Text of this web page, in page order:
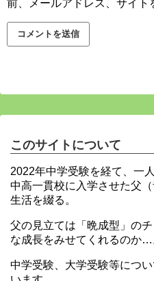
前、メールアドレス、サイト
このサイトについて
2022年中学受験を経て、一
中高一貫校に入学させた父
生活を綴る。
父の見立ては「晩成型」の
な成長をみせてくれるのか…
中学受験、大学受験等につ